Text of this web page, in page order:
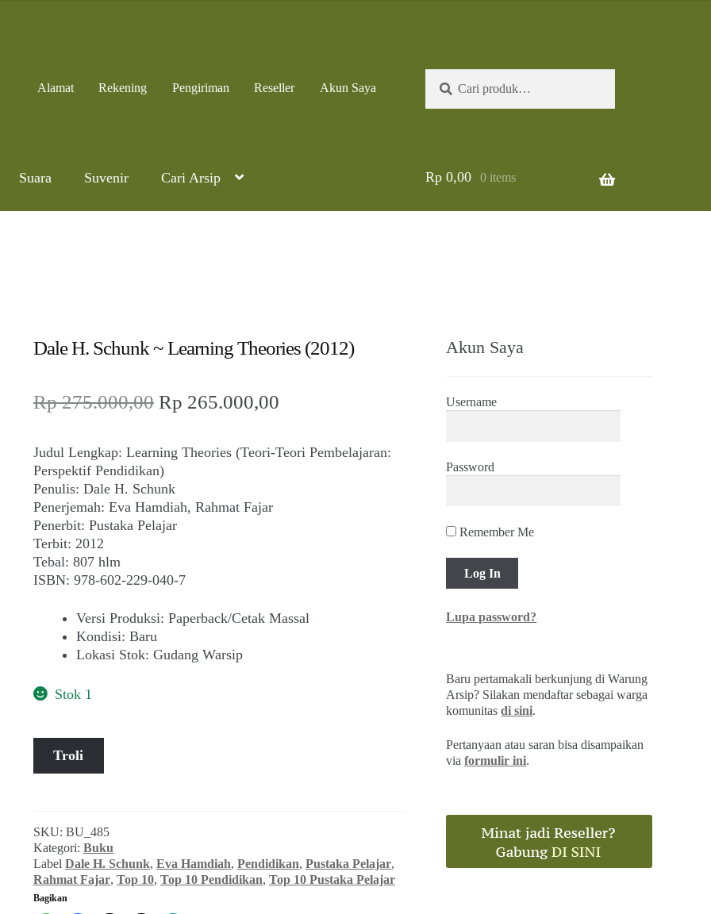
Alamat Rekening Pengiriman Reseller Akun Saya
untuk:
Suara Suvenir Cari Arsip Rp0,00 0 items
Dale H. Schunk ~ Learning Theories (2012)
Rp275.000,00 Harga
adalah:
Rp 275.000,00.
Rp 265.000,00Harga
ini
Judul Lengkap: Learning Theories (Teori-Teori Pembelajaran:
Perspektif Pendidikan)
Penulis: Dale H. Schunk
Penerjemah: Eva Hamdiah, Rahmat Fajar
Penerbit: Pustaka Pelajar
Terbit: 2012
Tebal: 807 hlm
ISBN: 978-602-229-040-7
Versi Produksi: Paperback/Cetak Massal
Kondisi: Baru
Lokasi Stok: Gudang Warsip
Stok 1
Kuantitas
Dale
Learning
Theories
(2012)
Troli
SKU: BU_485
Kategori: Buku
Label Dale H. Schunk, Eva Hamdiah, Pendidikan, Pustaka Pelajar,
Rahmat Fajar, Top 10, Top 10 Pendidikan, Top 10 Pustaka Pelajar
Bagikan
Akun Saya
Username
Password
Remember Me
Lupa password?
Baru pertamakali berkunjung di Warung
Arsip? Silakan mendaftar sebagai warga
komunitasdi sini.
Pertanyaan atau saran bisa disampaikan
viaformulir ini.